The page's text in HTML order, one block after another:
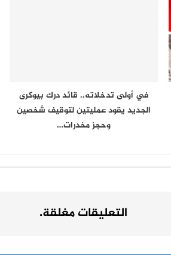
في أولى تدخلاته.. قائد درك بيوكرى
الجديد يقود عمليتين لتوقيف شخصين
وحجز مخدرات…
التعليقات مغلقة.